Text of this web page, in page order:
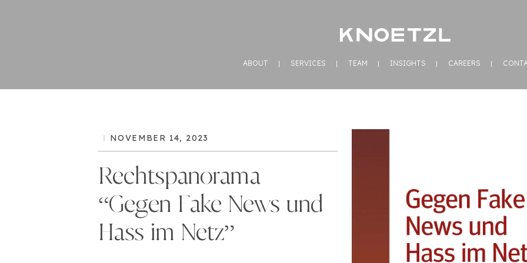
ABOUT SERVICES TEAM INSIGHTS CAREERS
NOVEMBER 14, 2023
Rechtspanorama
“Gegen Fake News und
Hass im Netz”